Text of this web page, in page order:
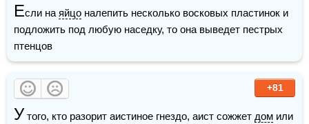
Если на яйцо налепить несколько восковых пластинок и
подложить под любую наседку, то она выведет пестрых
птенцов
+81
У того, кто разорит аистиное гнездо, аист сожжет дом или